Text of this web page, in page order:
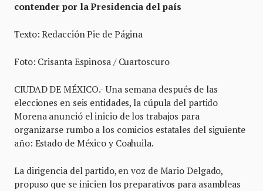
contender por la Presidencia del país
Texto: Redacción Pie de Página
Foto: Crisanta Espinosa / Cuartoscuro
CIUDAD DE MÉXICO.- Una semana después de las
elecciones en seis entidades, la cúpula del partido
Morena anunció el inicio de los trabajos para
organizarse rumbo a los comicios estatales del siguiente
año: Estado de México y Coahuila.
La dirigencia del partido, en voz de Mario Delgado,
propuso que se inicien los preparativos para asambleas